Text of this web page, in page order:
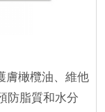
膚橄欖油、維他
防脂質和水分